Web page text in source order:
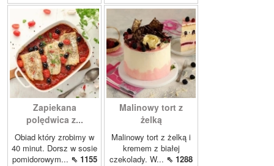
Zapiekana
polędwica z...
Obiad który zrobimy w
40 minut. Dorsz w sosie
pomidorowym... ⇖ 1155
Malinowy tort z
żelką
Malinowy tort z żelką i
kremem z białej
czekolady. W... ⇖ 1288